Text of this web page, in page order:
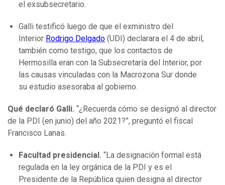
el exsubsecretario.
Galli testificó luego de que el exministro del
Interior Rodrigo Delgado (UDI) declarara el 4 de abril,
también como testigo, que los contactos de
Hermosilla eran con la Subsecretaría del Interior, por
las causas vinculadas con la Macrozona Sur donde
su estudio asesoraba al gobierno.
Qué declaró Galli. “¿Recuerda cómo se designó al director
de la PDI (en junio) del año 2021?”, preguntó el fiscal
Francisco Lanas.
Facultad presidencial. “La designación formal está
regulada en la ley orgánica de la PDI y es el
Presidente de la República quien designa al director